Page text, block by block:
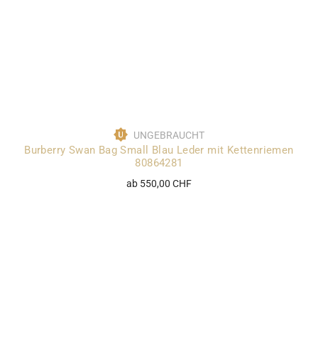
UNGEBRAUCHT
Burberry Swan Bag Small Blau Leder mit Kettenriemen
80864281
ab 550,00 CHF